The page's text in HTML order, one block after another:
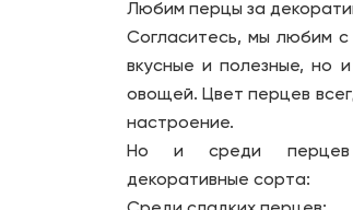
Любим перцы за
Согласитесь, мы любим
вкусные и полезные, но
овощей. Цвет перцев
настроение.
Но и среди перцев
декоративные сорта: